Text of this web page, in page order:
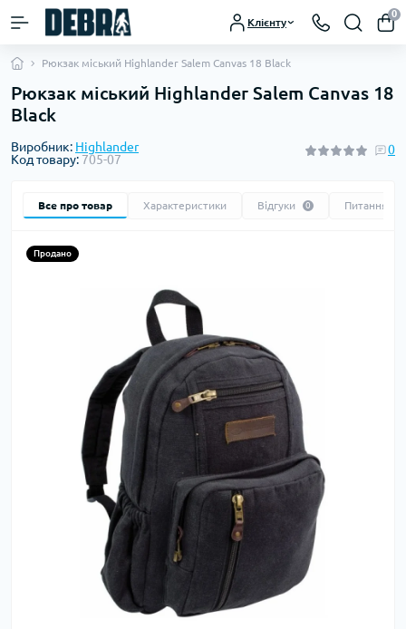
Клієнту
0
Рюкзак міський Highlander Salem Canvas 18 Black
Рюкзак міський Highlander Salem Canvas 18
Black
Виробник: Highlander
Код товару: 705-07
0
Все про товар Характеристики Відгуки 0 Питання
Продано